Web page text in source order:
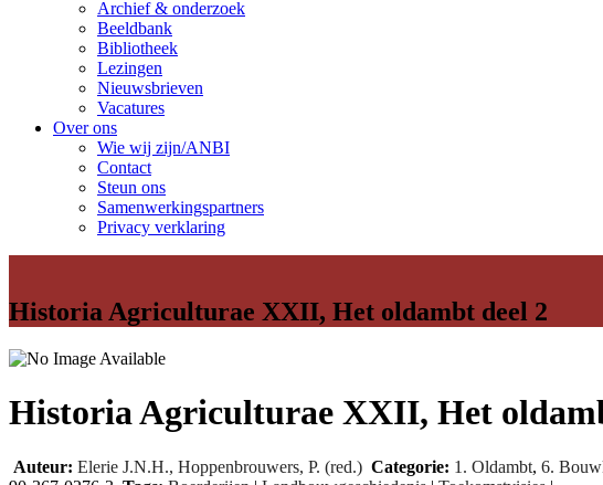
Archief & onderzoek
Beeldbank
Bibliotheek
Lezingen
Nieuwsbrieven
Vacatures
Over ons
Wie wij zijn/ANBI
Contact
Steun ons
Samenwerkingspartners
Privacy verklaring
Historia Agriculturae XXII, Het oldambt deel 2
Historia Agriculturae XXII, Het
Auteur: Elerie J.N.H., Hoppenbrouwers, P. (red.) Categorie: 1. Oldambt, 6.